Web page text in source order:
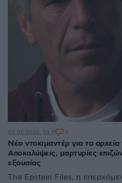
Νέο ντοκιμαντέρ για τα αρχεία
Αποκαλύψεις, μαρτυρίες
εξουσίας
The Epstein Files, η
02.05.2026, 10:11 1